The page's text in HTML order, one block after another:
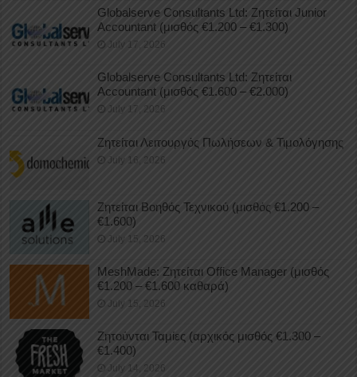
Globalserve Consultants Ltd: Ζητείται Junior
Accountant (μισθός €1.200 – €1.300)
July 17, 2026
Globalserve Consultants Ltd: Ζητείται
Accountant (μισθός €1.600 – €2.000)
July 17, 2026
Ζητείται Λειτουργός Πωλήσεων & Τιμολόγησης
July 16, 2026
Ζητείται Βοηθός Τεχνικού (μισθός €1.200 –
€1.600)
July 15, 2026
MeshMade: Ζητείται Office Manager (μισθός
€1.200 – €1.600 καθαρά)
July 15, 2026
Ζητούνται Ταμίες (αρχικός μισθός €1.300 –
€1.400)
July 14, 2026